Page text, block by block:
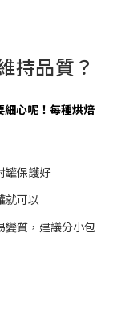
持品質？
細心呢！每種烘焙
罐保護好
就可以
變質，建議分小包